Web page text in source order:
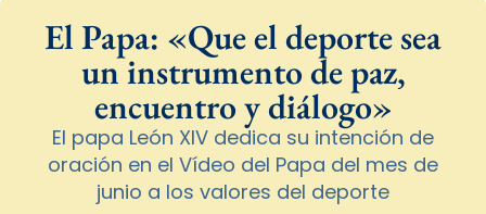
El Papa: «Que el deporte sea
un instrumento de paz,
encuentro y diálogo»
El papa León XIV dedica su intención de
oración en el Vídeo del Papa del mes de
junio a los valores del deporte